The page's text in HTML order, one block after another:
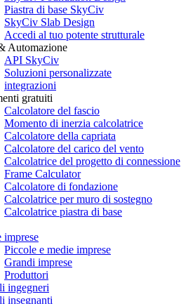
Piastra di base SkyCiv
SkyCiv Slab Design
Accedi al tuo potente strutturale
Automazione
API SkyCiv
Soluzioni personalizzate
integrazioni
gratuiti
Calcolatore del fascio
Momento di inerzia calcolatrice
Calcolatore della capriata
Calcolatore del carico del vento
Calcolatrice del progetto di connessione
Frame Calculator
Calcolatore di fondazione
Calcolatrice per muro di sostegno
Calcolatrice piastra di base
imprese
Piccole e medie imprese
Grandi imprese
Produttori
ingegneri
insegnanti